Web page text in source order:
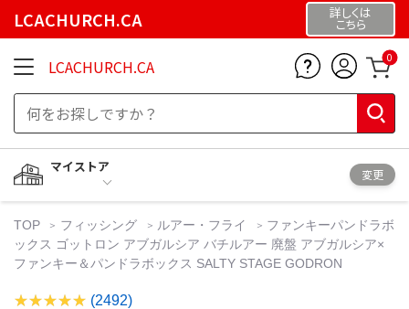
LCACHURCH.CA 詳しくは
こちら
LCACHURCH.CA 0
マイストア
変更
TOP フィッシング ルアー・フライ
ファンキーパンドラボ
ックス ゴットロン アブガルシア バチルアー 廃盤 アブガルシア×
ファンキー＆パンドラボックス SALTY STAGE GODRON
(2492)